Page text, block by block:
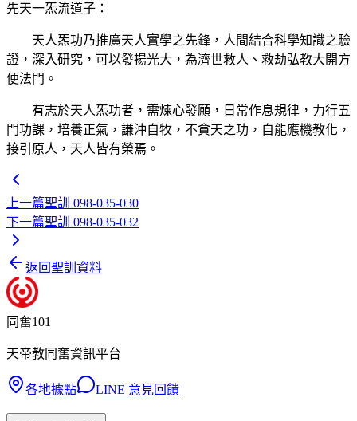
先天一炁流道子 ：
天人炁功乃推廣天人實學之先鋒，人間結合科學知識之驗
證，深入研究，可以發揚光大，為濟世救人、救劫弘教大開方
便法門。
有志於天人炁功者，需煉心發願，日常作息規律，力行五
門功課，培養正氣，謙沖自牧，不貪天之功，自能應機教化，
接引原人，天人皆有榮焉。
上一篇聖訓 098-035-030
下一篇聖訓 098-035-032
返回聖訓資料
同奮101
天帝教同奮資訊平台
各地據點 LINE 意見回饋